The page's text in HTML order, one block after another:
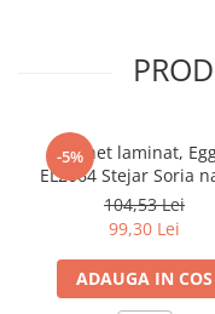
-5%
Parchet laminat,
EL2064 Stejar Soria
10 mm, 4V, AQ24,
Simplistic 2
104,53 Lei
99,30 Lei
ADAUGA IN COS